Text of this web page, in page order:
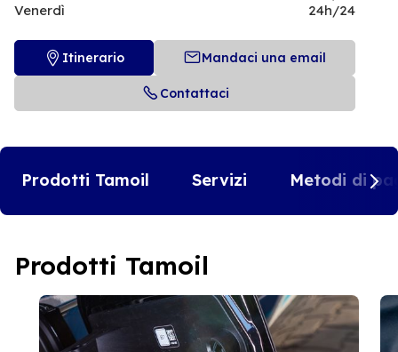
Venerdì
24h/24
Itinerario Mandaci una email
Contattaci
Prodotti Tamoil Servizi Metodi di
Prodotti Tamoil